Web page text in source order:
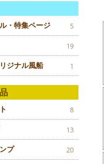
・特集ページ 5
19
ジナル風船 1
8
13
プ 20